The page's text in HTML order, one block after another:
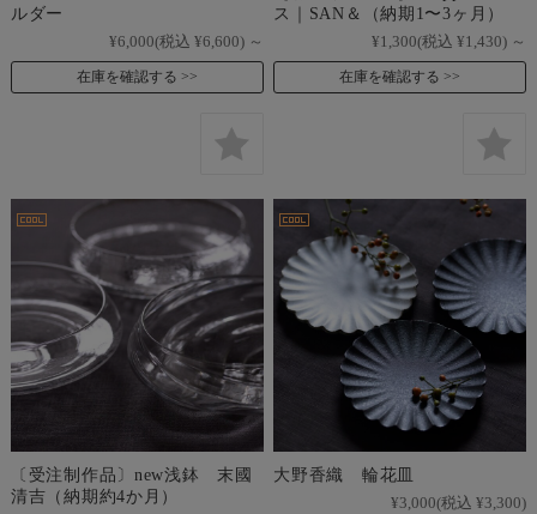
ルダー
¥6,000(税込 ¥6,600) ～
在庫を確認する
ス｜SAN＆（納期1〜3ヶ月）
¥1,300(税込 ¥1,430) ～
在庫を確認する
〔受注制作品〕new浅鉢 末國
清吉（納期約4か月）
大野香織 輪花皿
¥3,000(税込 ¥3,300)